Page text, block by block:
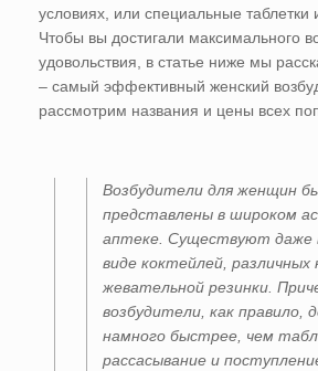
условиях, или специальные таблетки
Чтобы вы достигали максимального
удовольствия, в статье ниже мы
– самый эффективный женский
рассмотрим названия и цены всех
Возбудители для женщин
представлены в широком
аптеке. Существуют даже
виде коктейлей,
жевательной резинки.
возбудители, как правило,
намного быстрее, чем
рассасывание и